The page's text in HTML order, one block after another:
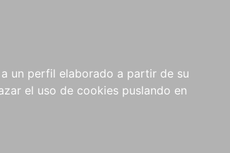
un perfil elaborado a partir de su
el uso de cookies puslando en